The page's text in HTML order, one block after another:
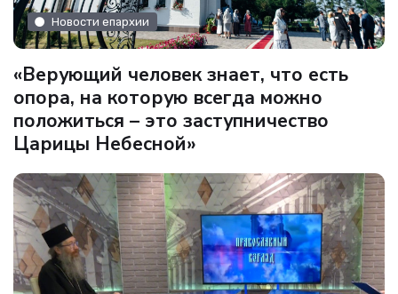
Новости епархии
«Верующий человек знает, что есть
опора, на которую всегда можно
положиться – это заступничество
Царицы Небесной»